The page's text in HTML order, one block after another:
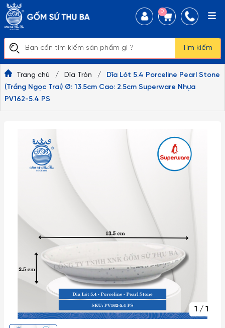
Tìm kiếm
0
Trang chủ / Dĩa Tròn /
Dĩa Lót 5.4 Porceline Pearl Stone
(Trắng Ngọc Trai) Ø: 13.5cm Cao: 2.5cm Superware Nhựa
PV162-5.4 PS
1 / 1